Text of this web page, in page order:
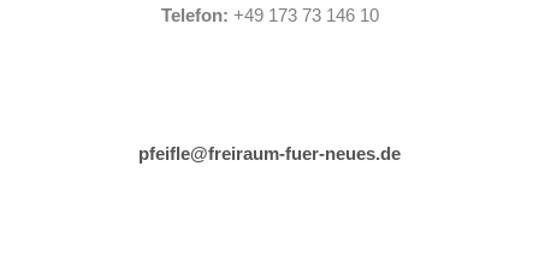
Telefon: +49 173 73 146 10
pfeifle@freiraum-fuer-neues.de